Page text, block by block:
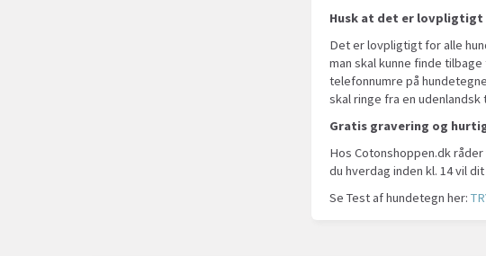
Husk at det er lovpligtigt
Det er lovpligtigt for alle
man skal kunne finde
telefonnumre på
skal ringe fra en udenlandsk
Gratis gravering og
Hos Cotonshoppen.dk
du hverdag inden kl. 14 vil
Se Test af hundetegn her: